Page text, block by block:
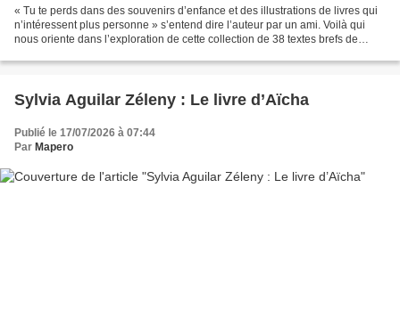
« Tu te perds dans des souvenirs d’enfance et des illustrations de livres qui
n’intéressent plus personne » s’entend dire l’auteur par un ami. Voilà qui
nous oriente dans l’exploration de cette collection de 38 textes brefs de
Sylvia Aguilar Zéleny : Le livre d’Aïcha
Publié le 17/07/2026 à 07:44
Par Mapero